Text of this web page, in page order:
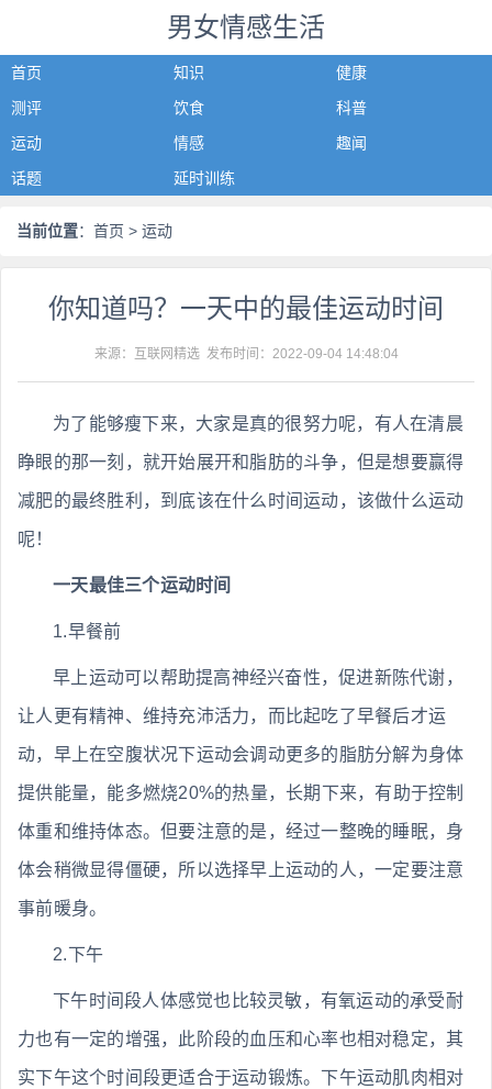
男女情感生活
首页 知识
健康
测评
饮食
科普
运动
情感
趣闻
话题
延时训练
当前位置： 首页 > 运动
你知道吗？一天中的最佳运动时间
来源：互联网精选 发布时间： 2022-09-04 14:48:04
为了能够瘦下来，大家是真的很努力呢，有人在清晨
睁眼的那一刻，就开始展开和脂肪的斗争，但是想要赢得
减肥的最终胜利，到底该在什么时间运动，该做什么运动
呢！
一天最佳三个运动时间
1.早餐前
早上运动可以帮助提高神经兴奋性，促进新陈代谢，
让人更有精神、维持充沛活力，而比起吃了早餐后才运
动，早上在空腹状况下运动会调动更多的脂肪分解为身体
提供能量，能多燃烧20%的热量，长期下来，有助于控制
体重和维持体态。但要注意的是，经过一整晚的睡眠，身
体会稍微显得僵硬，所以选择早上运动的人，一定要注意
事前暖身。
2.下午
下午时间段人体感觉也比较灵敏，有氧运动的承受耐
力也有一定的增强，此阶段的血压和心率也相对稳定，其
实下午这个时间段更适合于运动锻炼。下午运动肌肉相对